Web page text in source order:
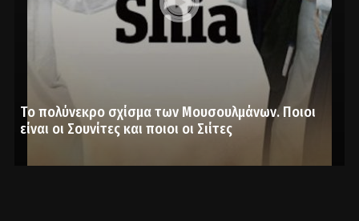
Το πολύνεκρο σχίσμα των Μουσουλμάνων. Ποιοι
είναι οι Σουνίτες και ποιοι οι Σιίτες